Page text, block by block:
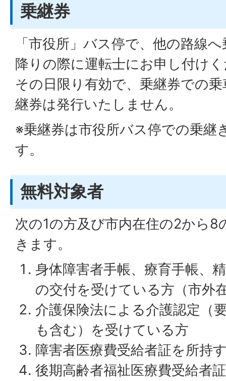
乗継券
「市役所」バス停で、他の路線
降りの際に運転士にお申し付け
その日限り有効で、乗継券での
継券は発行いたしません。
※乗継券は市役所バス停での乗継
す。
無料対象者
次の1の方及び市内在住の2から8
きます。
身体障害者手帳、療育手帳、
の交付を受けている方（市外
介護保険法による介護認定（
も含む）を受けている方
障害者医療費受給者証を所持
後期高齢者福祉医療費受給者